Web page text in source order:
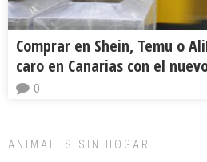
Comprar en Shein, Temu o
caro en Canarias con el
0
ANIMALES SIN HOGAR